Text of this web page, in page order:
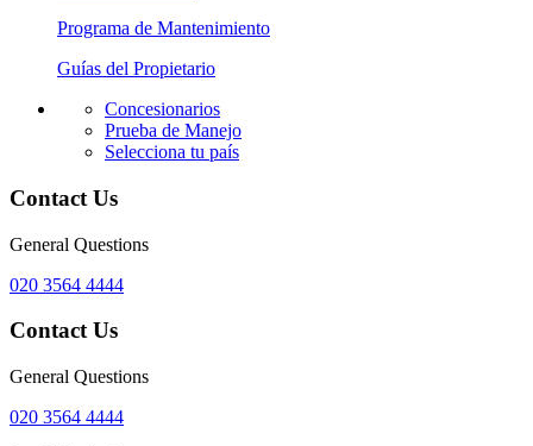
Programa de Mantenimiento
Guías del Propietario
Concesionarios
Prueba de Manejo
Selecciona tu país
Contact Us
General Questions
020 3564 4444
Contact Us
General Questions
020 3564 4444